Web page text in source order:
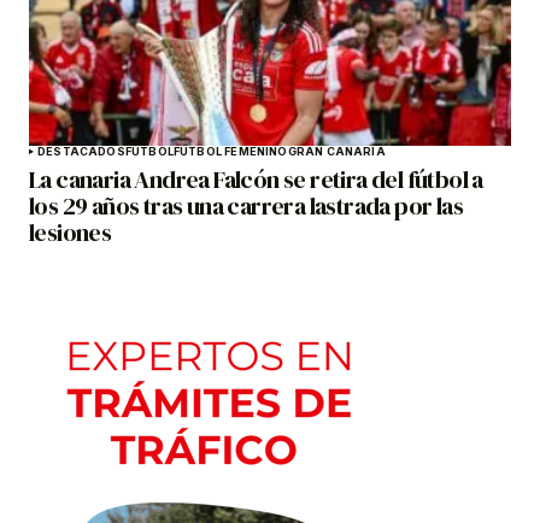
DESTACADOSFÚTBOLFÚTBOL FEMENINOGRAN CANARIA
La canaria Andrea Falcón se retira del fútbol a
los 29 años tras una carrera lastrada por las
lesiones